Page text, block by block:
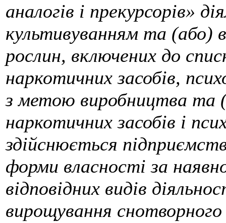
аналогів і прекурсорів»
культивуванням та (або)
рослин, включених до
наркотичних засобів,
з метою виробництва та
наркотичних засобів і
здійснюється
форми власності за
відповідних видів
вирощування снотворного